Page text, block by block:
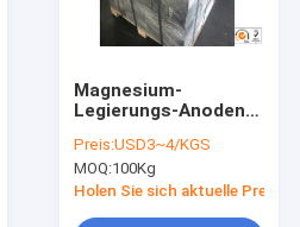
Magnesium-
Legierungs-Anoden
Athodic-Schutz,
AZ61, AZ80
Preis:USD3~4/KGS
MOQ:100Kg
Holen Sie sich aktuelle Preis